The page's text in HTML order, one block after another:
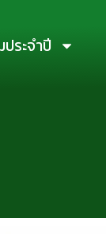
ระจำปี